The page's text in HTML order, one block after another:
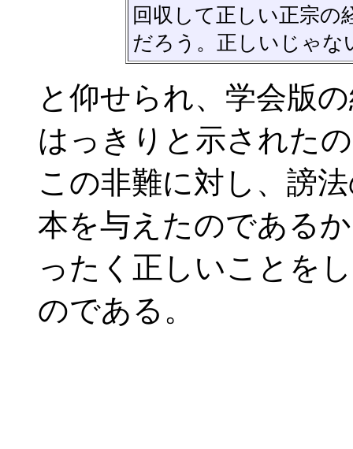
回収して正しい正宗の
だろう。正しいじゃな
と仰せられ、学会版
はっきりと示された
この非難に対し、謗
本を与えたのである
ったく正しいことを
のである。